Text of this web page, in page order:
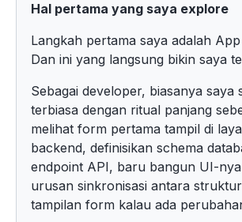
Hal pertama yang saya explore
Langkah pertama saya adalah
Dan ini yang langsung bikin saya
Sebagai developer, biasanya saya
terbiasa dengan ritual panjang
melihat form pertama tampil di
backend, definisikan schema
endpoint API, baru bangun UI-
urusan sinkronisasi antara
tampilan form kalau ada